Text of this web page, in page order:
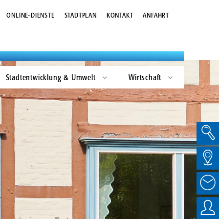
ONLINE-DIENSTE STADTPLAN KONTAKT ANFAHRT
Stadtentwicklung & Umwelt
Gestaltungsleitfaden
Wirtschaft